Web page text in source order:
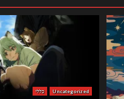
Uncategorized כללי